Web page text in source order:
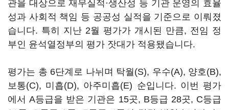
관을 대상으로 재무실적·생산성 등 기관 운영의 효율
성과 사회적 책임 등 공공성 실적을 기준으로 이뤄졌
습니다. 특히 지난 2월 평가가 개시된 만큼, 전임 정
부인 윤석열정부의 평가 잣대가 적용됐습니다.
평가는 총 6단계로 나뉘며 탁월(S), 우수(A), 양호(B),
보통(C), 미흡(D), 아주미흡(E) 순입니다. 이번 평가
에서 A등급을 받은 기관은 15곳, B등급 28곳, C등급